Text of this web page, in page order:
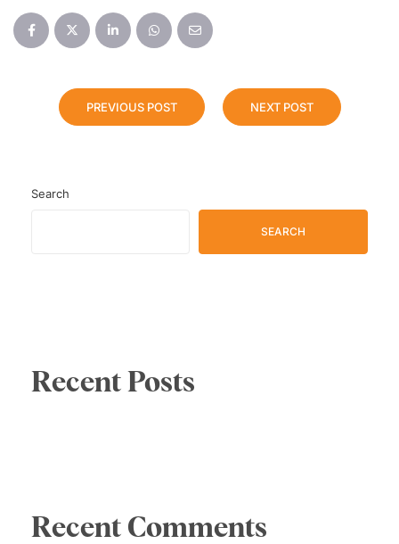
PREVIOUS POST NEXT POST
Search
SEARCH
Recent Posts
Recent Comments